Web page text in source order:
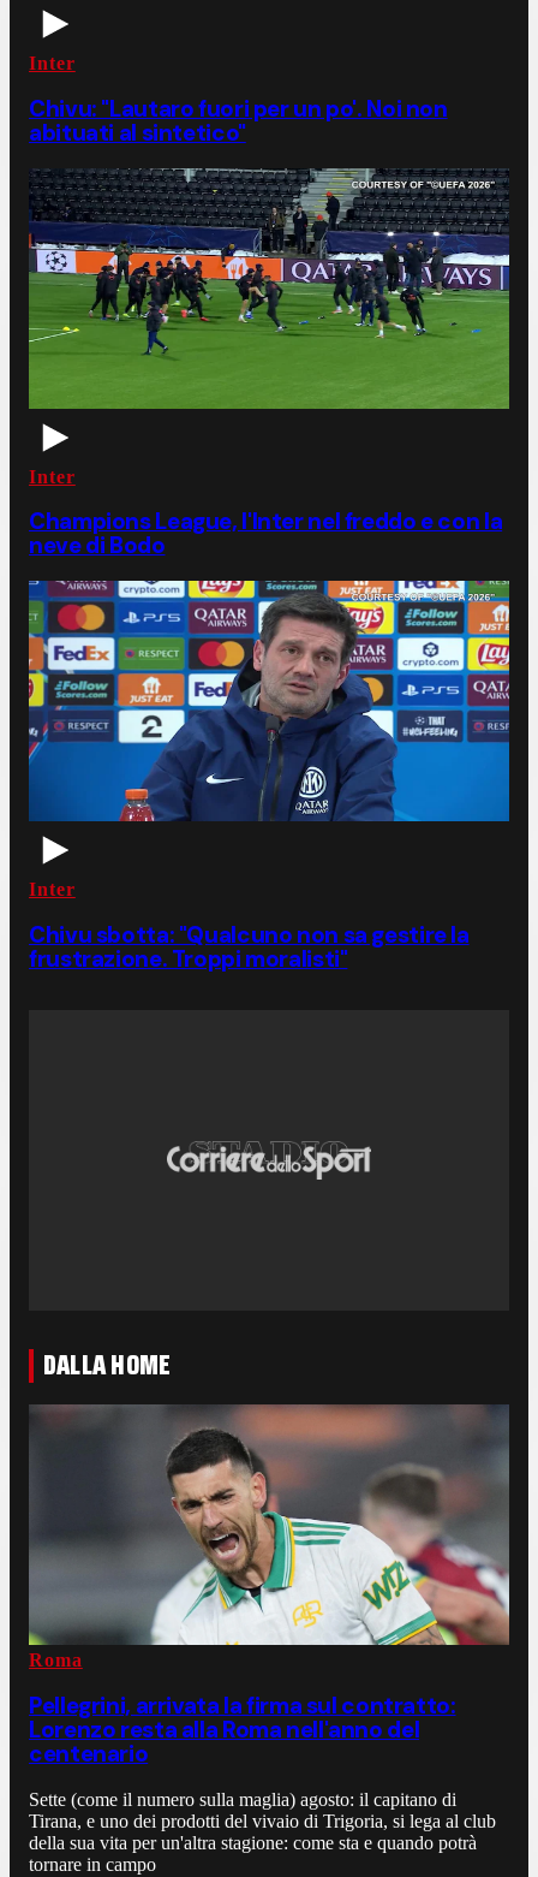
Inter
Chivu: "Lautaro fuori per un po'. Noi non
abituati al sintetico"
Inter
Champions League, l'Inter nel freddo e con la
neve di Bodo
Inter
Chivu sbotta: "Qualcuno non sa gestire la
frustrazione. Troppi moralisti"
DALLA HOME
Roma
Pellegrini, arrivata la firma sul contratto:
Lorenzo resta alla Roma nell'anno del
centenario
Sette (come il numero sulla maglia) agosto: il capitano di
Tirana, e uno dei prodotti del vivaio di Trigoria, si lega al club
della sua vita per un'altra stagione: come sta e quando potrà
tornare in campo